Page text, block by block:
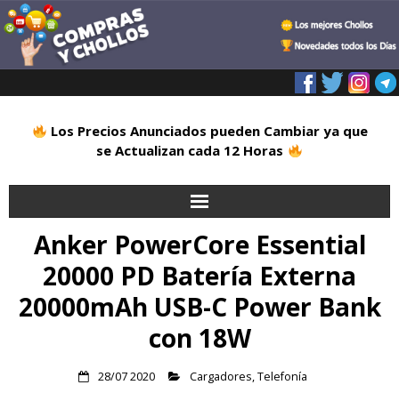
Los Precios Anunciados pueden Cambiar ya que
se Actualizan cada 12 Horas
Inicio
Alimentación
Anker PowerCore Essential
20000 PD Batería Externa
20000mAh USB-C Power Bank
con 18W
28/07 2020 Cargadores,Telefonía